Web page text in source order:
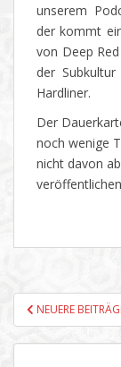
unserem
der kommt
von Deep
der
Hardliner.
Der
noch wenige
nicht davon
DER
NEUERE